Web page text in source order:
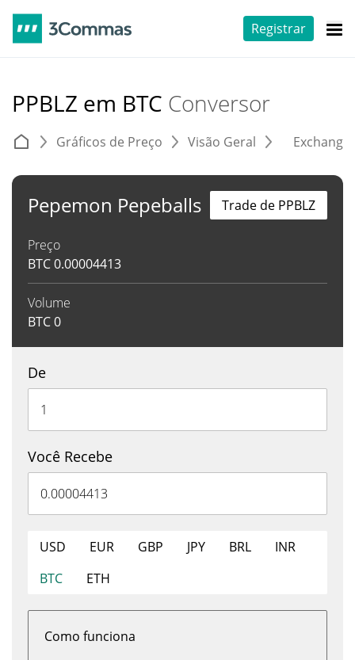
Registrar
PPBLZ em BTC Conversor
Gráficos de Preço Visão Geral
Pepemon Pepeballs
Preço
BTC0.00004413
Volume
BTC0
Trade de PPBLZ
De
Você Recebe
USD EUR GBP JPY BRL
INR
BTC
ETH
Como funciona